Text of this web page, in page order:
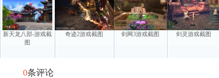
新天龙八部-游戏截
图
奇迹2游戏截图 剑网3游戏截图 剑灵游戏截图
0条评论